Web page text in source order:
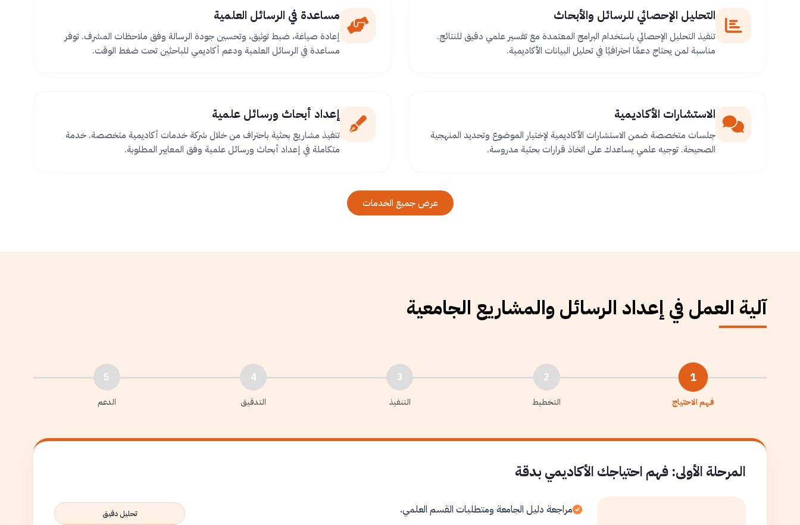
التحليل الإحصائي للرسائل والأبحاث
تنفيذ التحليل الإحصائي باستخدام البرامج المعتمدة مع تفسير علمي دقيق للنتائج.
مناسبة لمن يحتاج دعمًا احترافيًا في تحليل البيانات الأكاديمية.
مساعدة في الرسائل العلمية
إعادة صياغة، ضبط توثيق، وتحسين جودة الرسالة وفق ملاحظات المشرف. توفر
مساعدة في الرسائل العلمية ودعم أكاديمي للباحثين تحت ضغط الوقت.
الاستشارات الأكاديمية
جلسات متخصصة ضمن الاستشارات الأكاديمية لإختيار الموضوع وتحديد المنهجية
الصحيحة. توجيه علمي يساعدك على اتخاذ قرارات بحثية مدروسة.
إعداد أبحاث ورسائل علمية
تنفيذ مشاريع بحثية باحتراف من خلال شركة خدمات أكاديمية متخصصة. خدمة
متكاملة في إعداد أبحاث ورسائل علمية وفق المعايير المطلوبة.
عرض جميع الخدمات
آلية العمل في إعداد الرسائل والمشاريع الجامعية
1
فهم الاحتياج
2
التخطيط
3
التنفيذ
4
التدقيق
5
الدعم
المرحلة الأولى: فهم احتياجك الأكاديمي بدقة
مراجعة دليل الجامعة ومتطلبات القسم العلمي.
تحليل دقيق